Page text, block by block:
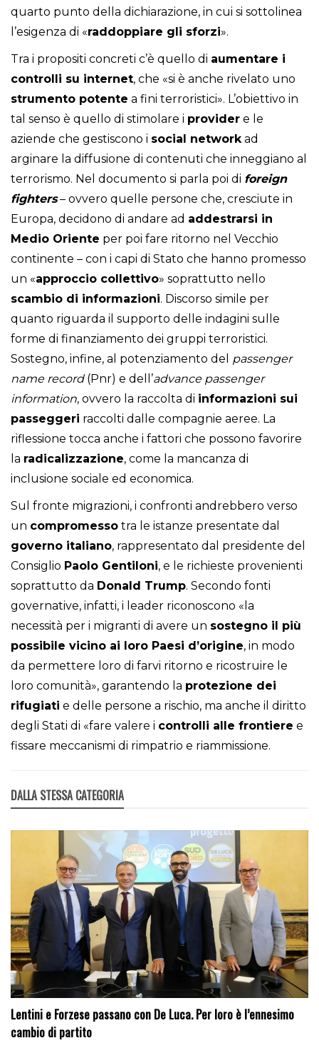
quarto punto della dichiarazione, in cui si sottolinea
l’esigenza di «raddoppiare gli sforzi».
Tra i propositi concreti c’è quello di aumentare i
controlli su internet, che «si è anche rivelato uno
strumento potente a fini terroristici». L’obiettivo in
tal senso è quello di stimolare i provider e le
aziende che gestiscono i social networkad
arginare la diffusione di contenuti che inneggiano al
terrorismo. Nel documento si parla poi di foreign
fighters– ovvero quelle persone che, cresciute in
Europa, decidono di andare ad addestrarsi in
Medio Oriente per poi fare ritorno nel Vecchio
continente – con i capi di Stato che hanno promesso
un «approccio collettivo» soprattutto nello
scambio di informazioni. Discorso simile per
quanto riguarda il supporto delle indagini sulle
forme di finanziamento dei gruppi terroristici.
Sostegno, infine, al potenziamento del passenger
name record(Pnr) e dell’advance passenger
information, ovvero la raccolta di informazioni sui
passeggeri raccolti dalle compagnie aeree. La
riflessione tocca anche i fattori che possono favorire
la radicalizzazione, come la mancanza di
inclusione sociale ed economica.
Sul fronte migrazioni, i confronti andrebbero verso
un compromesso tra le istanze presentate dal
governo italiano, rappresentato dal presidente del
Consiglio Paolo Gentiloni, e le richieste provenienti
soprattutto da Donald Trump. Secondo fonti
governative, infatti, i leader riconoscono «la
necessità per i migranti di avere un sostegno il più
possibile vicino ai loro Paesi d’origine, in modo
da permettere loro di farvi ritorno e ricostruire le
loro comunità», garantendo la protezione dei
rifugiati e delle persone a rischio, ma anche il diritto
degli Stati di «fare valere i controlli alle frontiere e
fissare meccanismi di rimpatrio e riammissione.
DALLA STESSA CATEGORIA
Lentini e Forzese passano con De Luca. Per loro è l’ennesimo
cambio di partito